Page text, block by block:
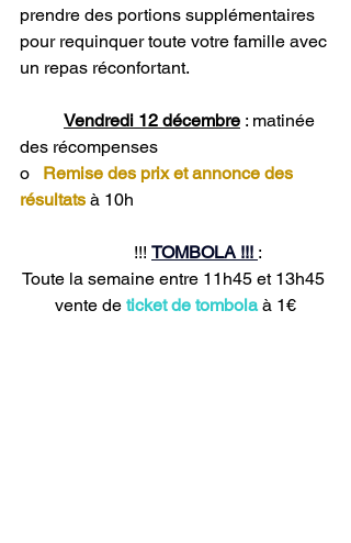
prendre des portions supplémentaires
pour requinquer toute votre famille avec
un repas réconfortant.
Vendredi 12 décembre : matinée
des récompenses
o Remise des prix et annonce des
résultats à 10h
	 !!!
TOMBOLA !!! :
Toute la semaine entre 11h45 et 13h45
vente de ticket de tombola à 1€